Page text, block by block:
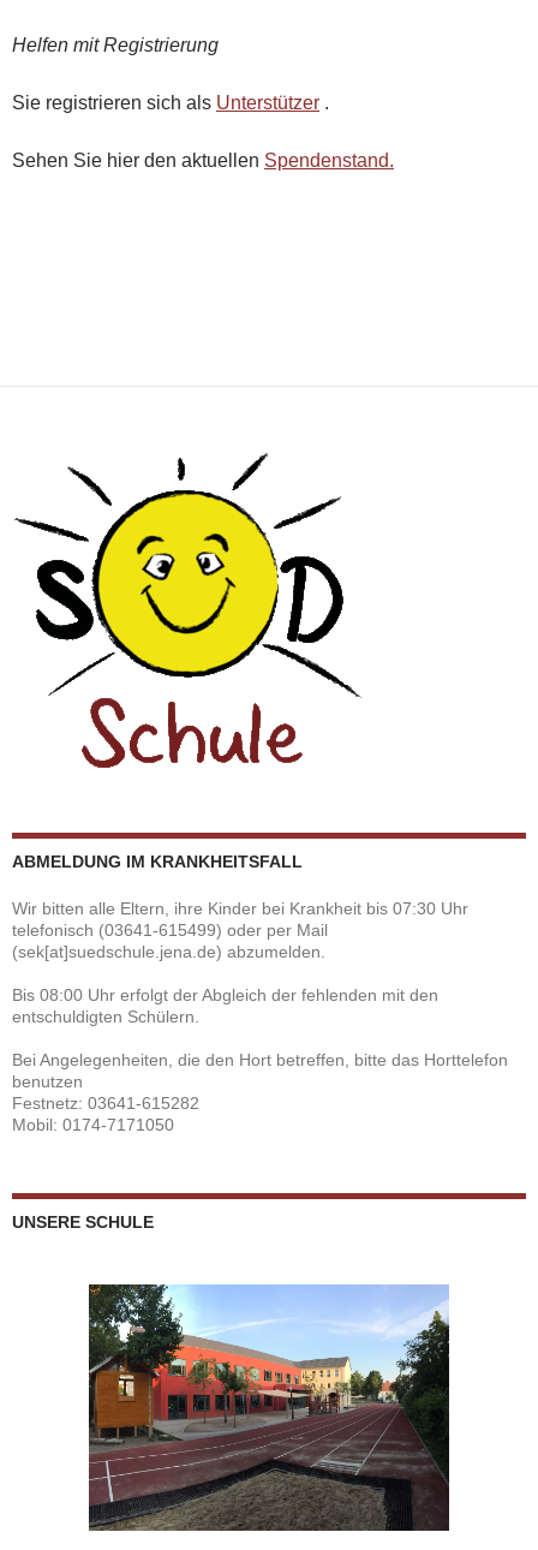
Helfen mit Registrierung
Sie registrieren sich als Unterstützer .
Sehen Sie hier den aktuellen Spendenstand.
ABMELDUNG IM KRANKHEITSFALL
Wir bitten alle Eltern, ihre Kinder bei Krankheit bis 07:30 Uhr
telefonisch (03641-615499) oder per Mail
(sek[at]suedschule.jena.de) abzumelden.
Bis 08:00 Uhr erfolgt der Abgleich der fehlenden mit den
entschuldigten Schülern.
Bei Angelegenheiten, die den Hort betreffen, bitte das Horttelefon
benutzen
Festnetz: 03641-615282
Mobil: 0174-7171050
UNSERE SCHULE